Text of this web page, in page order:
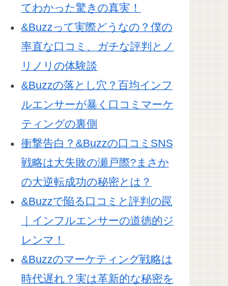
てわかった驚きの真実！
&Buzzって実際どうなの？僕の
率直な口コミ、ガチな評判とノ
リノリの体験談
&Buzzの落とし穴？百均インフ
ルエンサーが暴く口コミマーケ
ティングの裏側
衝撃告白？&Buzzの口コミSNS
戦略は大失敗の瀬戸際?まさか
の大逆転成功の秘密とは？
&Buzzで陥る口コミと評判の罠
｜インフルエンサーの道徳的ジ
レンマ！
&Buzzのマーケティング戦略は
時代遅れ？実は革新的な秘密を